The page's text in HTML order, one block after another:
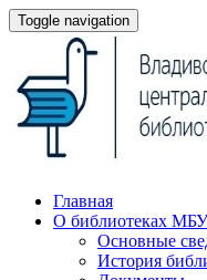
Toggle navigation
Главная
О библиотеках
Основные
История